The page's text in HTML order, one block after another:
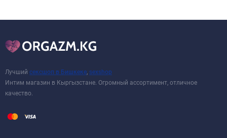
Лучший сексшоп в Бишкеке sexshop
Интим магазин в Кыргызстане. Огромный ассортимент, отличное
качество.